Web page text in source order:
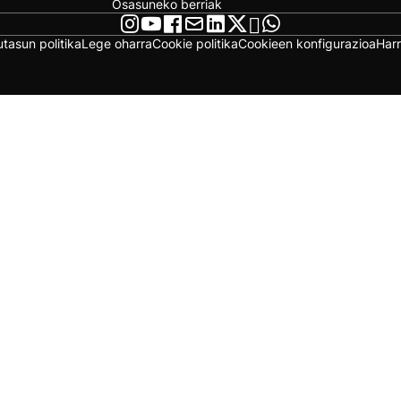
Osasuneko berriak
politikaLege oharraCookie politikaCookieen konfigurazioa